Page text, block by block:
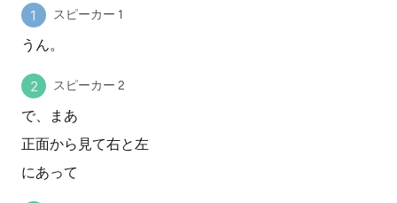
スピーカー 1
うん。
スピーカー 2
で、まあ
正面から見て右と左
にあって